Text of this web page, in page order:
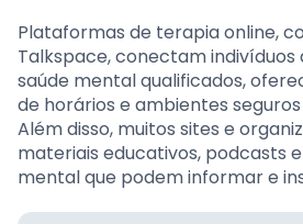
Plataformas de terapia online,
Talkspace, conectam indivíduos
saúde mental qualificados,
de horários e ambientes
Além disso, muitos sites e
materiais educativos, podcasts
mental que podem informar e